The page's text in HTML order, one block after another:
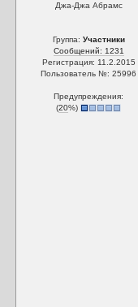
Джа-Джа Абрамс
Группа: Участники
Сообщений: 1231
Регистрация: 11.2.2015
Пользователь №: 25996
Предупреждения:
(20%)